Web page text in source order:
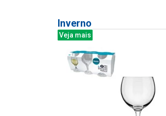
Inverno
Veja mais